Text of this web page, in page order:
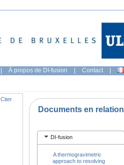
| À propos de DI-fusion | Contact |
Citer
Documents en relation
DI-fusion
A thermogravimetric
approach to resolving